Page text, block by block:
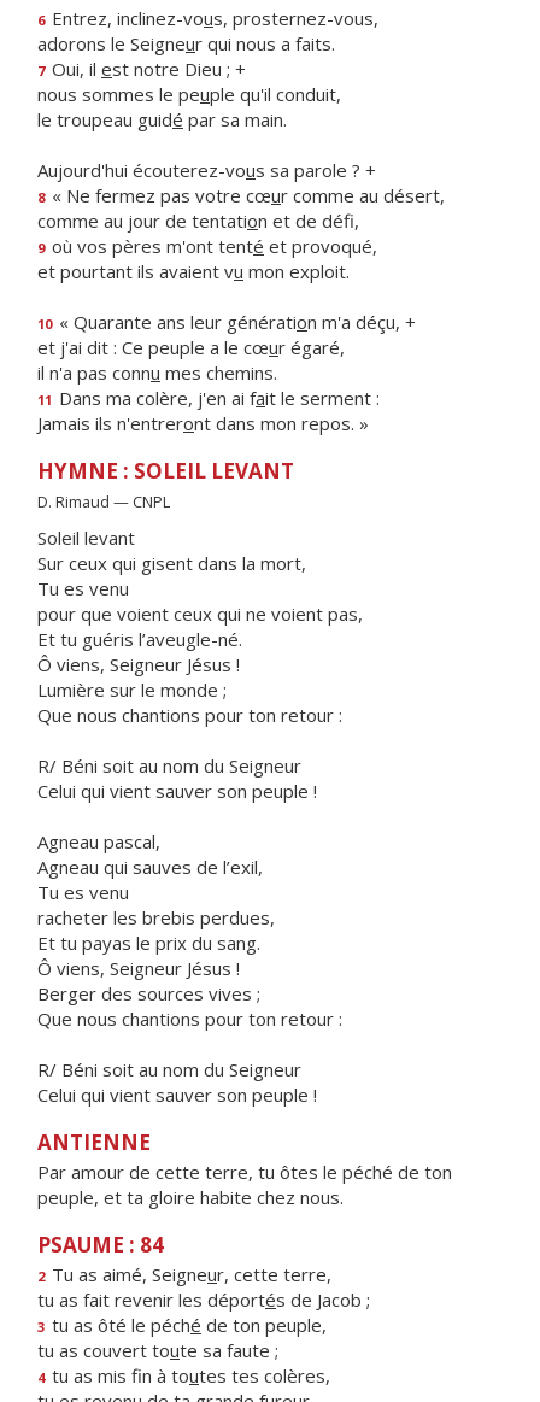
6 Entrez, inclinez-vous, prosternez-vous,
adorons le Seigneur qui nous a faits.
7 Oui, il est notre Dieu ; +
nous sommes le peuple qu'il conduit,
le troupeau guidé par sa main.
Aujourd'hui écouterez-vous sa parole ? +
8 « Ne fermez pas votre cœur comme au désert,
comme au jour de tentation et de défi,
9 où vos pères m'ont tenté et provoqué,
et pourtant ils avaient vu mon exploit.
10 « Quarante ans leur génération m'a déçu, +
et j'ai dit : Ce peuple a le cœur égaré,
il n'a pas connu mes chemins.
11 Dans ma colère, j'en ai fait le serment :
Jamais ils n'entreront dans mon repos. »
HYMNE : SOLEIL LEVANT
D. Rimaud — CNPL
Soleil levant
Sur ceux qui gisent dans la mort,
Tu es venu
pour que voient ceux qui ne voient pas,
Et tu guéris l’aveugle-né.
Ô viens, Seigneur Jésus !
Lumière sur le monde ;
Que nous chantions pour ton retour :
R/ Béni soit au nom du Seigneur
Celui qui vient sauver son peuple !
Agneau pascal,
Agneau qui sauves de l’exil,
Tu es venu
racheter les brebis perdues,
Et tu payas le prix du sang.
Ô viens, Seigneur Jésus !
Berger des sources vives ;
Que nous chantions pour ton retour :
R/ Béni soit au nom du Seigneur
Celui qui vient sauver son peuple !
ANTIENNE
Par amour de cette terre, tu ôtes le péché de ton
peuple, et ta gloire habite chez nous.
PSAUME : 84
2 Tu as aimé, Seigneur, cette terre,
tu as fait revenir les déportés de Jacob ;
3 tu as ôté le péché de ton peuple,
tu as couvert toute sa faute ;
4 tu as mis fin à toutes tes colères,